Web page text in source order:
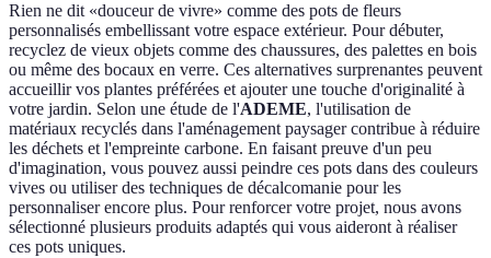
Rien ne dit «douceur de vivre» comme des pots de fleurs
personnalisés embellissant votre espace extérieur. Pour débuter,
recyclez de vieux objets comme des chaussures, des palettes en bois
ou même des bocaux en verre. Ces alternatives surprenantes peuvent
accueillir vos plantes préférées et ajouter une touche d'originalité à
votre jardin. Selon une étude de l'ADEME, l'utilisation de
matériaux recyclés dans l'aménagement paysager contribue à réduire
les déchets et l'empreinte carbone. En faisant preuve d'un peu
d'imagination, vous pouvez aussi peindre ces pots dans des couleurs
vives ou utiliser des techniques de décalcomanie pour les
personnaliser encore plus. Pour renforcer votre projet, nous avons
sélectionné plusieurs produits adaptés qui vous aideront à réaliser
ces pots uniques.